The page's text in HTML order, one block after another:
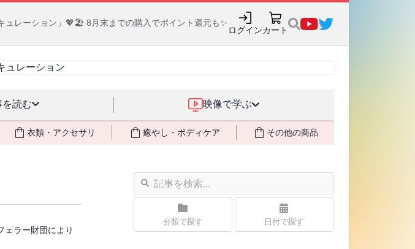
日が入り込むヤクザ／朝鮮進駐軍から始まったパチ
ログインカート
を読む 映像で学ぶ
衣類・アクセサリ 癒やし・ボディケア その他の商品
ェラー財団により
分類で探す 日付で探す